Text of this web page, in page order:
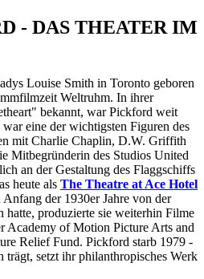
- DAS THEATER IM
Louise Smith in Toronto geboren
Weltruhm. In ihrer
bekannt, war Pickford weit
eine der wichtigsten Figuren des
mit Charlie Chaplin, D.W. Griffith
Mitbegründerin des Studios United
an der Gestaltung des Flaggschiffs
heute als The Theatre at Ace Hotel
der 1930er Jahre von der
hatte, produzierte sie weiterhin Filme
Academy of Motion Picture Arts and
Relief Fund. Pickford starb 1979 -
trägt, setzt ihr philanthropisches Werk